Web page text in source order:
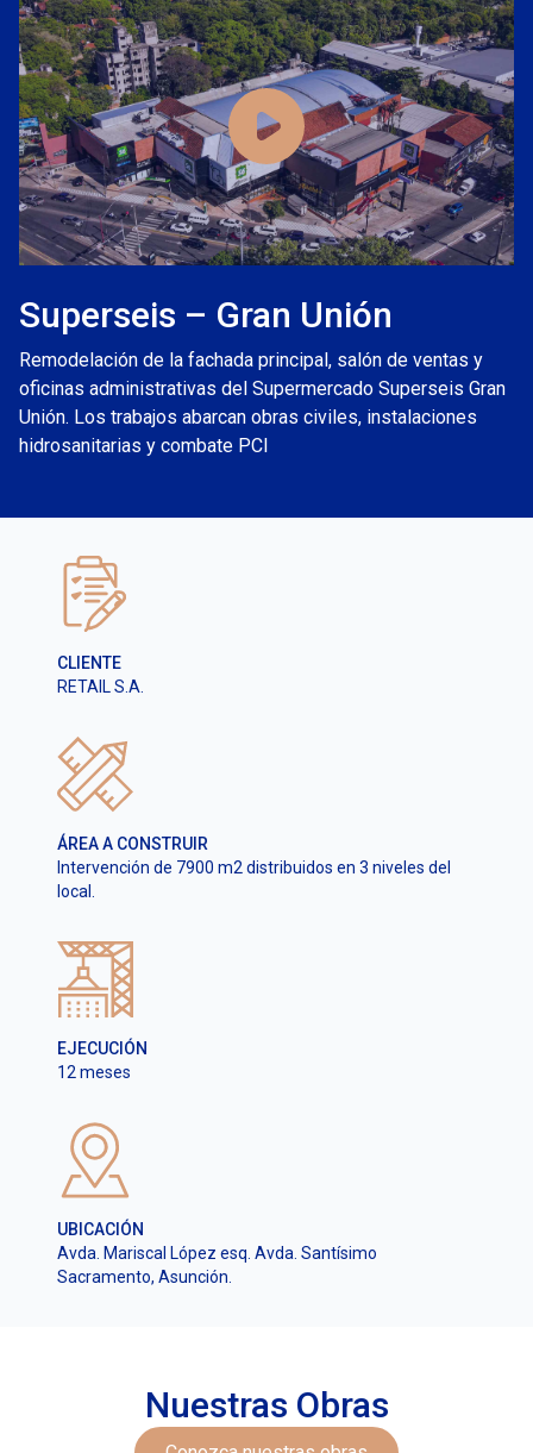
Superseis – Gran Unión
Remodelación de la fachada principal, salón de ventas y
oficinas administrativas del Supermercado Superseis Gran
Unión. Los trabajos abarcan obras civiles, instalaciones
hidrosanitarias y combate PCI
CLIENTE
RETAIL S.A.
ÁREA A CONSTRUIR
Intervención de 7900 m2 distribuidos en 3 niveles del
local.
EJECUCIÓN
12 meses
UBICACIÓN
Avda. Mariscal López esq. Avda. Santísimo
Sacramento, Asunción.
Nuestras Obras